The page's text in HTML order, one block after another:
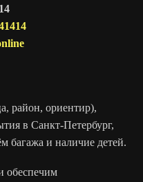
район, ориентир),
в Санкт-Петербург,
багажа и наличие детей.
обеспечим